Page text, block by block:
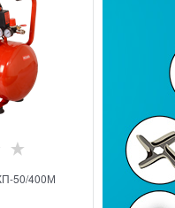
50/400М